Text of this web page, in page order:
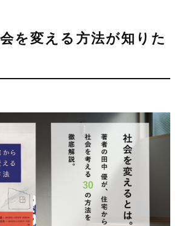
を変える方法が知りた